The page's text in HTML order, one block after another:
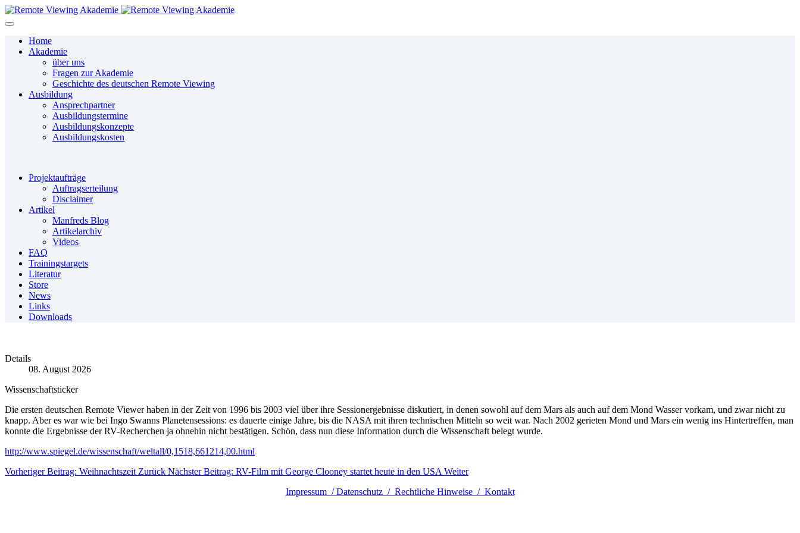
Home
Akademie
über uns
Fragen zur Akademie
Geschichte des deutschen Remote Viewing
Ausbildung
Ansprechpartner
Ausbildungstermine
Ausbildungskonzepte
Ausbildungskosten
Projektaufträge
Auftragserteilung
Disclaimer
Artikel
Manfreds Blog
Artikelarchiv
Videos
FAQ
Trainingstargets
Literatur
Store
News
Links
Downloads
Details
08. August 2026
Wissenschaftsticker
Die ersten deutschen Remote Viewer haben in der Zeit von 1996 bis 2003 viel über ihre Sessionergebnisse diskutiert, in denen sowohl auf dem Mars als auch auf dem Mond Wasser vorkam, und zwar nicht zu
knapp. Aber es war wie bei Ingo Swanns Planetensessions: es dauerte einige Jahre, bis die NASA mit ihren technischen Mitteln so weit war. Nach 2002 gerieten Mond und Mars ein wenig ins Hintertreffen, man
konnte die Ergebnisse der RV-Recherchen ja ohnehin nicht bestätigen. Schön, dass nun diese Information durch die Wissenschaft belegt wurde.
http://www.spiegel.de/wissenschaft/weltall/0,1518,661214,00.html
Vorheriger Beitrag: Weihnachtszeit Zurück Nächster Beitrag: RV-Film mit George Clooney startet heute in den USA Weiter
Impressum / Datenschutz / Rechtliche Hinweise / Kontakt